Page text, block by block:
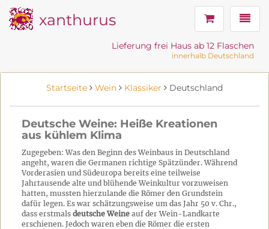
xanthurus
Lieferung frei Haus ab 12 Flaschen
innerhalb Deutschland
Startseite Wein Klassiker Deutschland
Deutsche Weine: Heiße Kreationen
aus kühlem Klima
Zugegeben: Was den Beginn des Weinbaus in Deutschland
angeht, waren die Germanen richtige Spätzünder. Während
Vorderasien und Südeuropa bereits eine teilweise
Jahrtausende alte und blühende Weinkultur vorzuweisen
hatten, mussten hierzulande die Römer den Grundstein
dafür legen. Es war schätzungsweise um das Jahr 50 v. Chr.,
dass erstmals deutsche Weine auf der Wein-Landkarte
erschienen. Jedoch waren eben die Römer die ersten